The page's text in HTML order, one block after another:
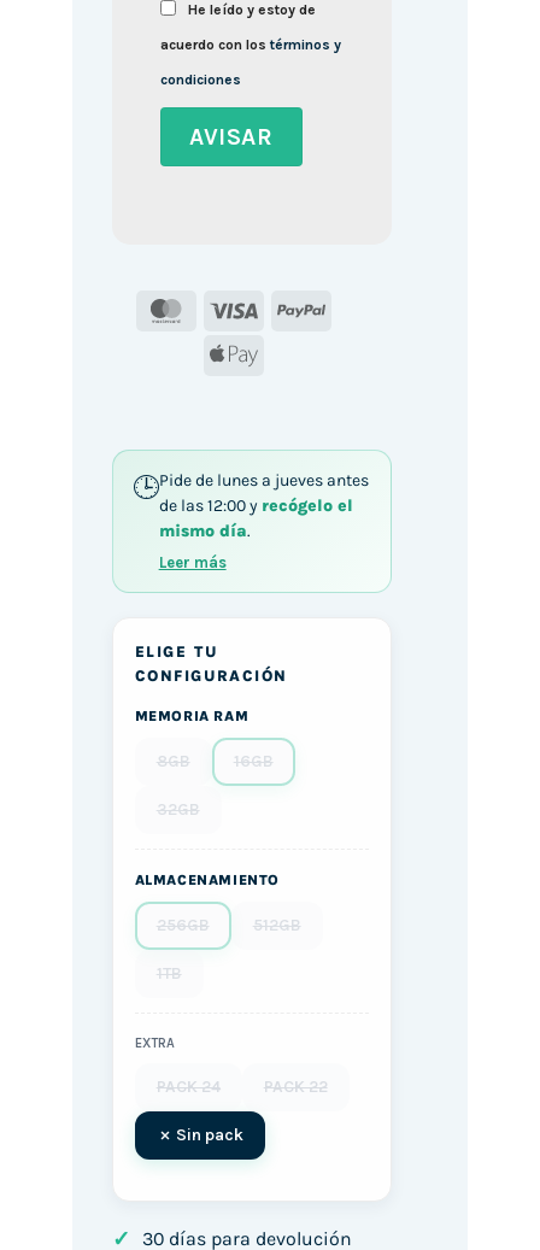
He leído y estoy de
acuerdo con lostérminos y
condiciones
MasterCard
Visa
PayPal
Apple
Pide de lunes a jueves antes
de las 12:00 y recógelo el
mismo día.
Leer más
ELIGE TU
CONFIGURACIÓN
MEMORIA RAM
8GB 16GB
32GB
ALMACENAMIENTO
256GB 512GB
1TB
EXTRA
PACK 24 PACK 22
Sin pack
✓ 30 días para devolución